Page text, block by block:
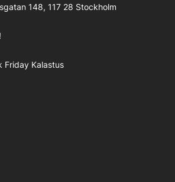
148, 117 28 Stockholm
Friday Kalastus